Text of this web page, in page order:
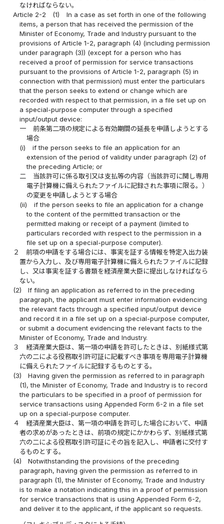
なければならない。
Article 2-2
(1)
In a case as set forth in one of the following
items, a person that has received the permission of the
Minister of Economy, Trade and Industry pursuant to the
provisions of Article 1-2, paragraph (4) (including permission
under paragraph (3)) (except for a person who has
received a proof of permission for service transactions
pursuant to the provisions of Article 1-2, paragraph (5) in
connection with that permission) must enter the particulars
that the person seeks to extend or change which are
recorded with respect to that permission, in a file set up on
a special-purpose computer through a specified
input/output device:
一
前条第二項の規定による有効期間の延長を申請しようとする
場合
(i)
if the person seeks to file an application for an
extension of the period of validity under paragraph (2) of
the preceding Article; or
二
当該許可に係る取引又は支払等の内容（当該許可に関し専用
電子計算機に備えられたファイルに記録された事項に限る。）
の変更を申請しようとする場合
(ii)
if the person seeks to file an application for a change
to the content of the permitted transaction or the
permitted making or receipt of a payment (limited to
particulars recorded with respect to the permission in a
file set up on a special-purpose computer).
２
前項の申請をする場合には、事実を証する情報を特定入出力装
置から入力し、及び専用電子計算機に備えられたファイルに記録
し、又は事実を証する書類を経済産業大臣に提出しなければなら
ない。
(2)
If filing an application as referred to in the preceding
paragraph, the applicant must enter information evidencing
the relevant facts through a specified input/output device
and record it in a file set up on a special-purpose computer,
or submit a document evidencing the relevant facts to the
Minister of Economy, Trade and Industry.
３
経済産業大臣は、第一項の申請を許可したときは、別紙様式第
六の二による役務取引許可証に記載すべき事項を専用電子計算機
に備えられたファイルに記録するものとする。
(3)
Having given the permission as referred to in paragraph
(1), the Minister of Economy, Trade and Industry is to record
the particulars to be specified in a proof of permission for
service transactions using Appended Form 6-2 in a file set
up on a special-purpose computer.
４
経済産業大臣は、第一項の申請を許可した場合において、申請
者の求めがあったときは、前項の規定にかかわらず、別紙様式第
六の二による役務取引許可証にその旨を記入し、申請者に交付す
るものとする。
(4)
Notwithstanding the provisions of the preceding
paragraph, having given the permission as referred to in
paragraph (1), the Minister of Economy, Trade and Industry
is to make a notation indicating this in a proof of permission
for service transactions that is using Appended Form 6-2,
and deliver it to the applicant, if the applicant so requests.